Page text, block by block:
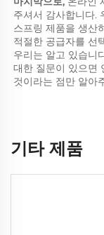
주셔서 감사합니다.
스프링 제품을 생산
적절한 공급자를 선
우리는 알고 있습니
대한 질문이 있으면
것이라는 점만 알아
기타 제품